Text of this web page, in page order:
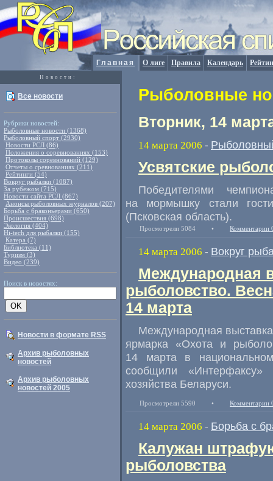
Главная О лиге Правила Календарь
Новости:
Все новости
Рубрики новостей:
Рыболовные новости (1368)
Рыболовный спорт (2930)
Новости РСЛ (86)
Положения о соревнованиях (153)
Протоколы соревнований (129)
Отчеты о сревнованиях (211)
Рейтинги (54)
Вокруг рыбалки (1087)
За рубежом (715)
Новости сайта РСЛ (867)
Анонсы рыболовных журналов (207)
Борьба с браконьерами (650)
Происшествия (698)
Экология (404)
Hi-tech для рыбалки (155)
Катера (7)
Библиотека (11)
Туризм (3)
Видео (239)
Поиск в новостях:
Новости в формате RSS
Архив рыболовных
новостей
Архив рыболовных
новостей 2005
Рыболовные
Вторник, 14
14 марта 2006 -
Усвятские
Победителями
на мормышку стали
(Псковская область).
Просмотрели 5084 • Комментарии
14 марта 2006 - Вокруг
Международная
рыболовство.
14 марта
Международная
ярмарка «Охота и
14 марта в
сообщили «Интерфаксу»
хозяйства Беларуси.
Просмотрели 5590 • Комментарии
14 марта 2006 - Борьба с
Калужан
рыболовства